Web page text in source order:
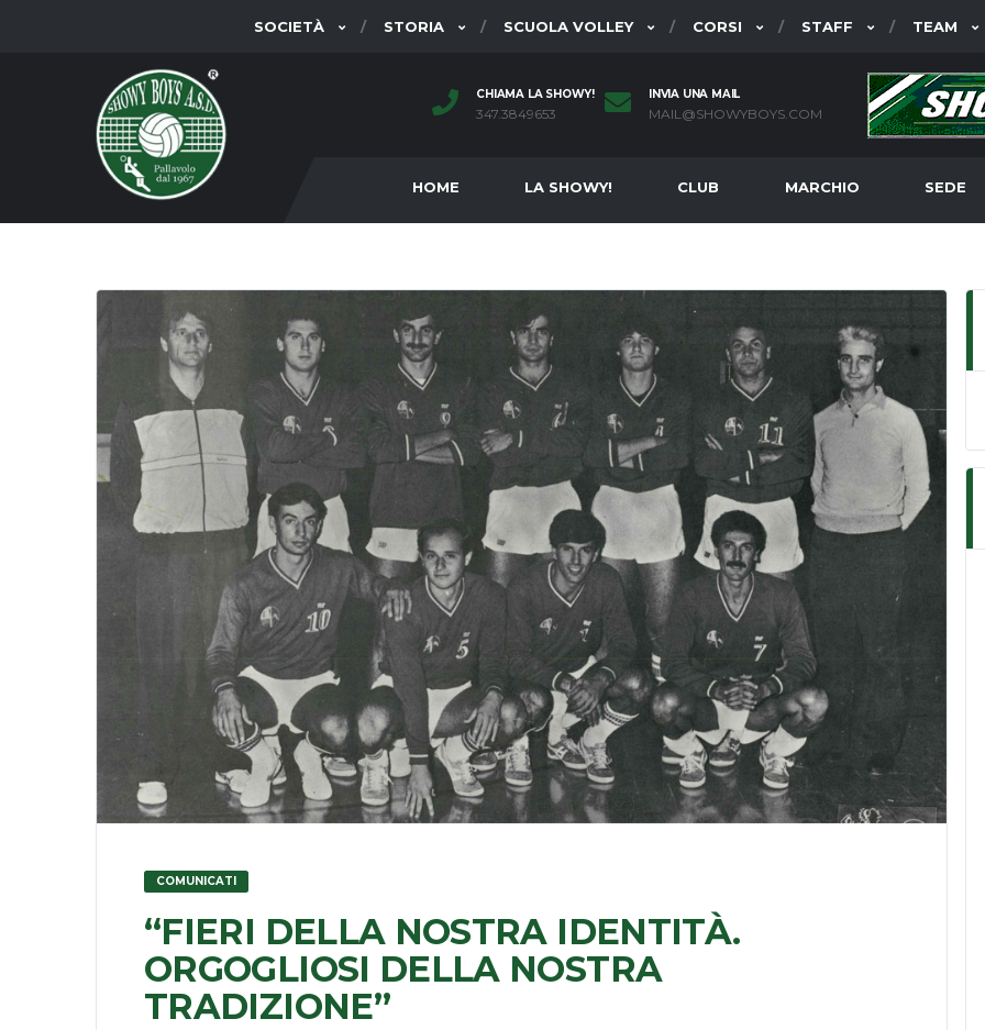
SOCIETÀ STORIA SCUOLA VOLLEY CORSI STAFF TEAM
CHIAMA LA SHOWY!
347.3849653
INVIA UNA MAIL
MAIL@SHOWYBOYS.COM
HOME LA SHOWY! CLUB MARCHIO SEDE
COMUNICATI
“FIERI DELLA NOSTRA IDENTITÀ.
ORGOGLIOSI DELLA NOSTRA
TRADIZIONE”